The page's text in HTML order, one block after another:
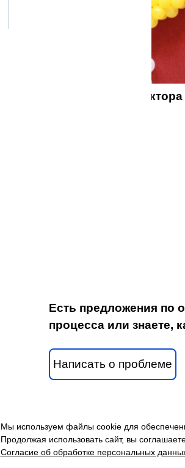
Приветствие
Есть предложения по
процесса или знаете,
Написать о проблеме
© МБОУ «Лицей №8 имени
Мы используем файлы cookie для
Продолжая использовать сайт, вы
Согласие об обработке персональных